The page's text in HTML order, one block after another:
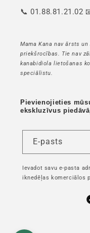
📞 01.88.81.21.02
Mama Kana nav ārsts
priekšrocības. Tie nav
kanabidiola lietošanas
speciālistu.
Pievienojieties
ekskluzīvus
E-pasts
Ievadot savu e-pasta
iknedēļas komerciālos